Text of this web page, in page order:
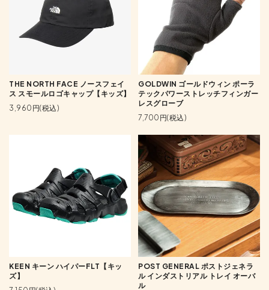
THE NORTH FACE ノースフェイ
ス スモールロゴキャップ【キッズ】
3,960円(税込)
GOLDWIN ゴールドウィン ポーラ
テックパワーストレッチフィンガー
レスグローブ
7,700円(税込)
KEEN キーン ハイパーFLT【キッ
ズ】
POST GENERAL ポストジェネラ
ル インダストリアル トレイ オーバ
ル